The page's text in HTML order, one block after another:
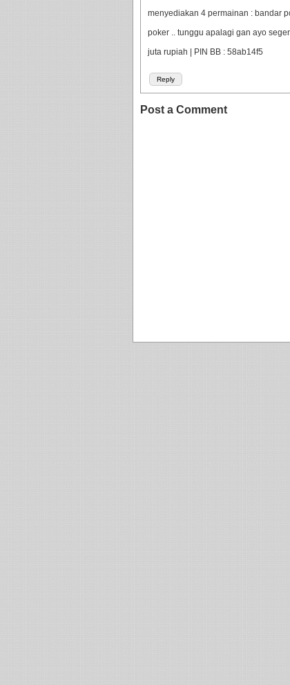
Reply
menyediakan 4 permainan : bandar
poker .. tunggu apalagi gan ayo
juta rupiah | PIN BB : 58ab14f5
Post a Comment